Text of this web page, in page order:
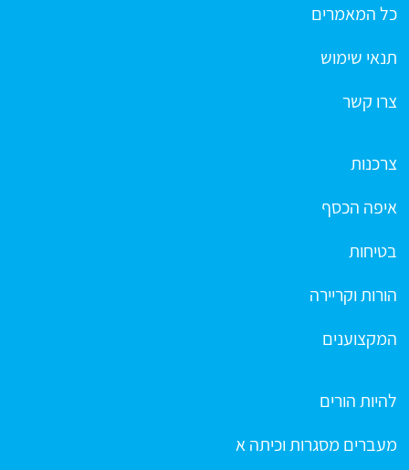
כל המאמרים
תנאי שימוש
צרו קשר
צרכנות
איפה הכסף
בטיחות
הורות וקריירה
המקצוענים
להיות הורים
מעברים מסגרות וכיתה א